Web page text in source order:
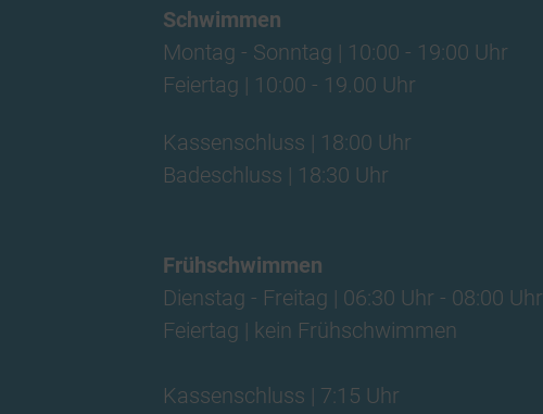
Schwimmen
Montag - Sonntag | 10:00 - 19:00 Uhr
Feiertag | 10:00 - 19.00 Uhr
Kassenschluss | 18:00 Uhr
Badeschluss | 18:30 Uhr
Frühschwimmen
Dienstag - Freitag | 06:30 Uhr - 08:00 Uhr
Feiertag | kein Frühschwimmen
Kassenschluss | 7:15 Uhr